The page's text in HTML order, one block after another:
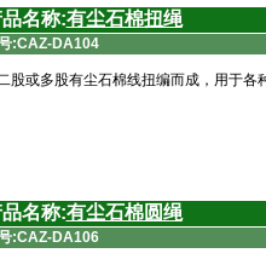
名称:有尘石棉扭绳
:CAZ-DA104
股或多股有尘石棉线扭编而成，用于各
名称:有尘石棉圆绳
:CAZ-DA106